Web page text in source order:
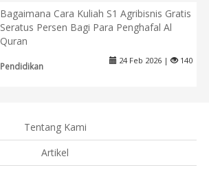
Bagaimana Cara Kuliah S1 Agribisnis Gratis
Seratus Persen Bagi Para Penghafal Al
Quran
Pendidikan
24 Feb 2026 | 140
Tentang Kami
Artikel